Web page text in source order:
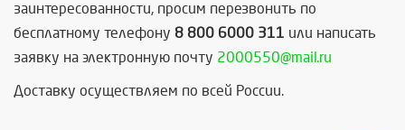
заинтересованности, просим перезвонить по
бесплатному телефону 8 800 6000 311 или написать
заявку на электронную почту 2000550@mail.ru
Доставку осуществляем по всей России.